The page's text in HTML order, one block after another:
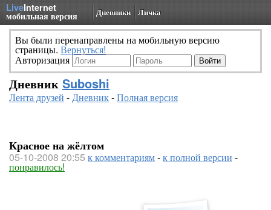
LiveInternet
мобильная версия Дневники Личка
Вы были перенаправлены на мобильную версию
страницы. Вернуться!
Авторизация
Дневник Suboshi
Лента друзей -Дневник-Полная версия
Красное на жёлтом
05-10-2008 20:55 к комментариям-к полной версии -
понравилось!